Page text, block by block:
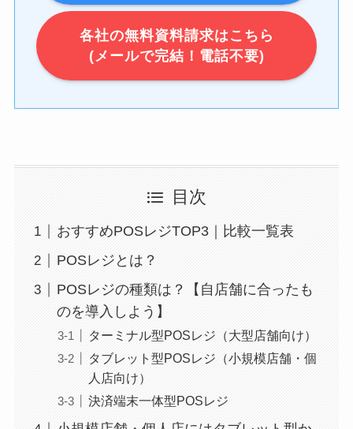
各社の無料資料請求はこちら
(メールで完結！電話不要)
目次
おすすめPOSレジTOP3｜比較一覧表
POSレジとは？
POSレジの種類は？【自店舗に合ったも
のを導入しよう】
ターミナル型POSレジ（大型店舗向け）
タブレット型POSレジ（小規模店舗・個
人店向け）
決済端末一体型POSレジ